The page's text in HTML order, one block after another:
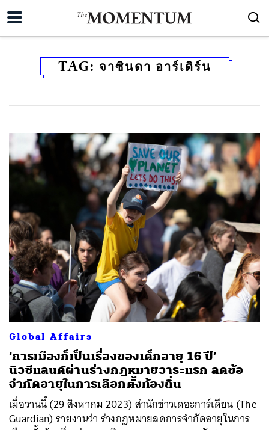
TAG: จาซินดา อาร์เดิร์น
Global Affairs
‘การเมืองก็เป็นเรื่องของเด็กอายุ 16 ปี’
นิวซีแลนด์ผ่านร่างกฎหมายวาระแรก ลดข้อ
จำกัดอายุในการเลือกตั้งท้องถิ่น
เมื่อวานนี้ (29 สิงหาคม 2023) สำนักข่าวเดอะการ์เดียน (The
Guardian) รายงานว่า ร่างกฎหมายลดการจำกัดอายุในการ